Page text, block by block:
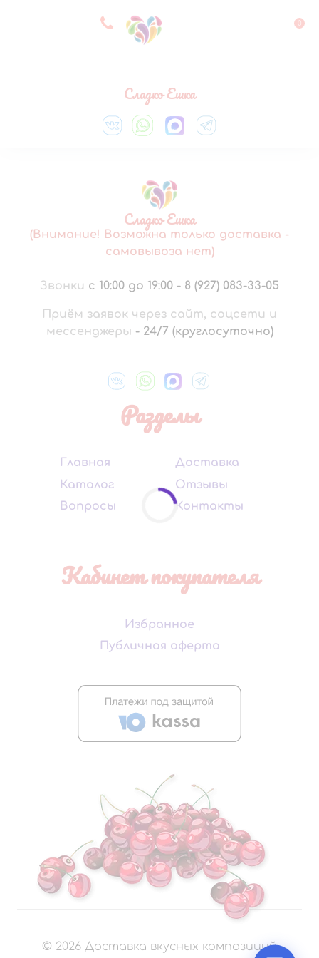
8 927 083 33 05 0
Сладко Ешка
Сладко Ешка
(Внимание! Возможна только доставка -
самовывоза нет)
Звонки с 10:00 до 19:00 - 8 (927) 083-33-05
Приём заявок через сайт, соцсети и
мессенджеры - 24/7 (круглосуточно)
Разделы
Главная
Каталог
Вопросы
Доставка
Отзывы
Контакты
Кабинет покупателя
Избранное
Публичная оферта
© 2026 Доставка вкусных композиций